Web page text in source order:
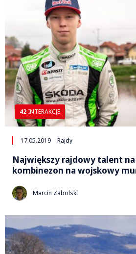
42 INTERAKCJE
17.05.2019 Rajdy
Największy rajdowy talent
kombinezon na wojskowy
Marcin Zabolski